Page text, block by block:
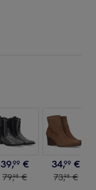
39,99 €
79,98 €
34,99 €
73,98 €